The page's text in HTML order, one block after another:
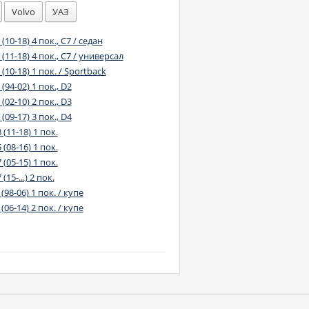
Volvo УАЗ
18) 4 пок., C7 / седан
18) 4 пок., C7 / универсал
18) 1 пок. / Sportback
02) 1 пок., D2
10) 2 пок., D3
17) 3 пок., D4
(11-18) 1 пок.
(08-16) 1 пок.
(05-15) 1 пок.
...) 2 пок.
06) 1 пок. / купе
14) 2 пок. / купе